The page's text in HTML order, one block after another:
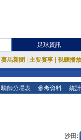
足球資訊
賽馬新聞 主要賽事 視聽播
騎師分場表 參考資料 統
沙田: